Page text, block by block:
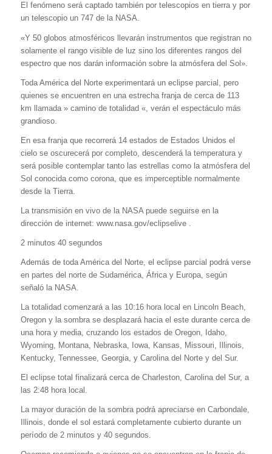
El fenómeno será captado también por telescopios en tierra y por
un telescopio un 747 de la NASA.
«Y 50 globos atmosféricos llevarán instrumentos que registran no
solamente el rango visible de luz sino los diferentes rangos del
espectro que nos darán información sobre la atmósfera del Sol».
Toda América del Norte experimentará un eclipse parcial, pero
quienes se encuentren en una estrecha franja de cerca de 113
km llamada » camino de totalidad «, verán el espectáculo más
grandioso.
En esa franja que recorrerá 14 estados de Estados Unidos el
cielo se oscurecerá por completo, descenderá la temperatura y
será posible contemplar tanto las estrellas como la atmósfera del
Sol conocida como corona, que es imperceptible normalmente
desde la Tierra.
La transmisión en vivo de la NASA puede seguirse en la
dirección de internet: www.nasa.gov/eclipselive .
2 minutos 40 segundos
Además de toda América del Norte, el eclipse parcial podrá verse
en partes del norte de Sudamérica, África y Europa, según
señaló la NASA.
La totalidad comenzará a las 10:16 hora local en Lincoln Beach,
Oregon y la sombra se desplazará hacia el este durante cerca de
una hora y media, cruzando los estados de Oregon, Idaho,
Wyoming, Montana, Nebraska, Iowa, Kansas, Missouri, Illinois,
Kentucky, Tennessee, Georgia, y Carolina del Norte y del Sur.
El eclipse total finalizará cerca de Charleston, Carolina del Sur, a
las 2:48 hora local.
La mayor duración de la sombra podrá apreciarse en Carbondale,
Illinois, donde el sol estará completamente cubierto durante un
período de 2 minutos y 40 segundos.